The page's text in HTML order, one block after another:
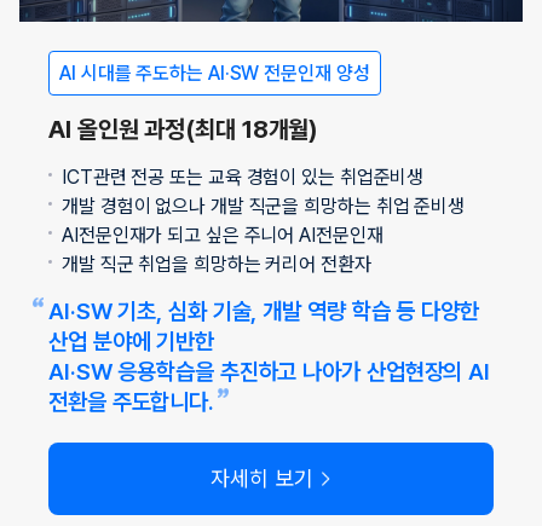
AI 시대를 주도하는 AI·SW 전문인재 양성
AI 올인원 과정(최대 18개월)
ICT관련 전공 또는 교육 경험이 있는 취업준비생
개발 경험이 없으나 개발 직군을 희망하는 취업 준비생
AI전문인재가 되고 싶은 주니어 AI전문인재
개발 직군 취업을 희망하는 커리어 전환자
AI·SW 기초, 심화 기술, 개발 역량 학습 등 다양한
산업 분야에 기반한
AI·SW 응용학습을 추진하고 나아가 산업현장의 AI
전환을 주도합니다.
자세히 보기